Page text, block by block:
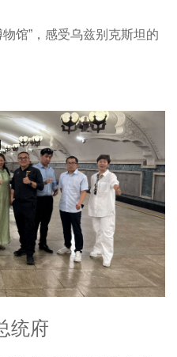
馆”，感受乌兹别克斯坦的
统府